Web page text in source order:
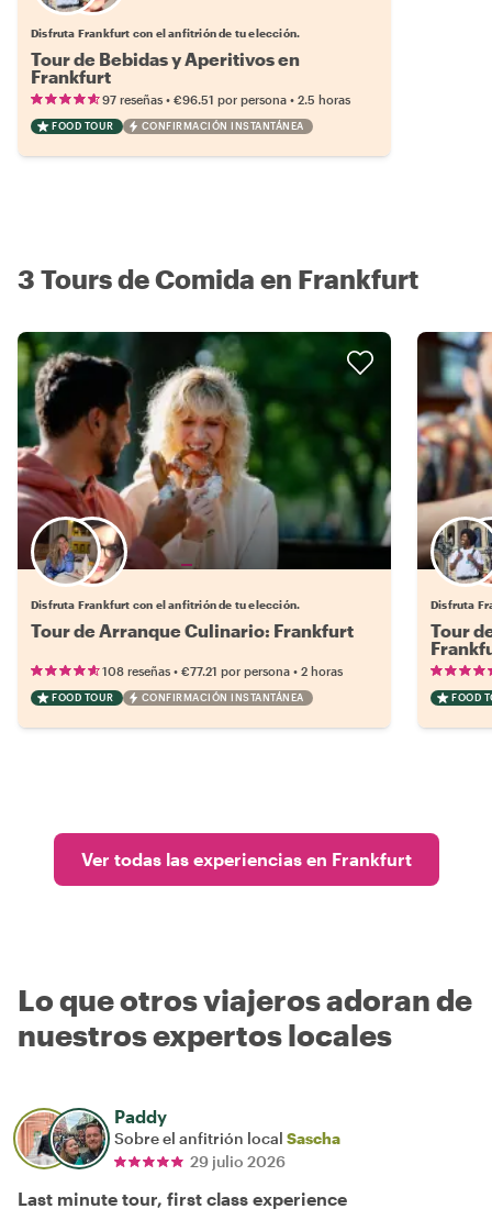
Disfruta Frankfurt con el anfitrión de tu elección.
Tour de Bebidas y Aperitivos en
Frankfurt
97 reseñas • €96.51 por persona • 2.5 horas
FOOD TOUR CONFIRMACIÓN INSTANTÁNEA
3 Tours de Comida en Frankfurt
Elige tu local favorito
Disfruta Frankfurt con el anfitrión de tu elección.
Tour de Arranque Culinario: Frankfurt
108 reseñas • €77.21 por persona • 2 horas
FOOD TOUR CONFIRMACIÓN INSTANTÁNEA
Disfruta
Tour
FOOD
Ver todas las experiencias en Frankfurt
Lo que otros viajeros adoran de
nuestros expertos locales
Paddy
Sobre el anfitrión local Sascha
29 julio 2026
Last minute tour, first class experience